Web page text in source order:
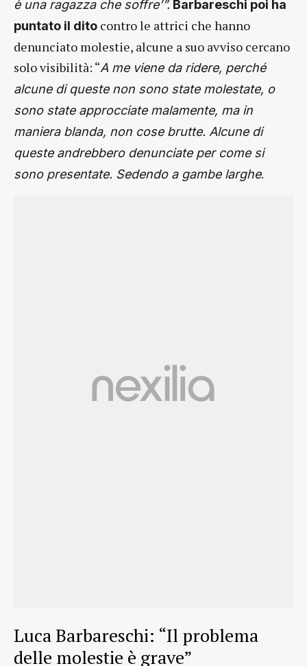
è una ragazza che soffre’”. Barbareschi poi ha
puntato il dito contro le attrici che hanno
denunciato molestie, alcune a suo avviso cercano
solo visibilità: “A me viene da ridere, perché
alcune di queste non sono state molestate, o
sono state approcciate malamente, ma in
maniera blanda, non cose brutte. Alcune di
queste andrebbero denunciate per come si
sono presentate. Sedendo a gambe larghe.
Luca Barbareschi: “Il problema
delle molestie è grave”